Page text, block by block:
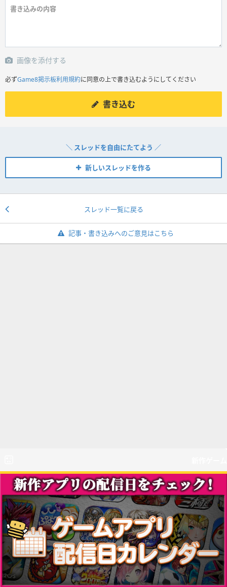
画像を添付する
必ずGame8掲示板利用規約に同意の上で書き込むようにしてください
書き込む
＼ スレッドを自由にたてよう ／
新しいスレッドを作る
スレッド一覧に戻る
記事・書き込みへのご意見はこちら